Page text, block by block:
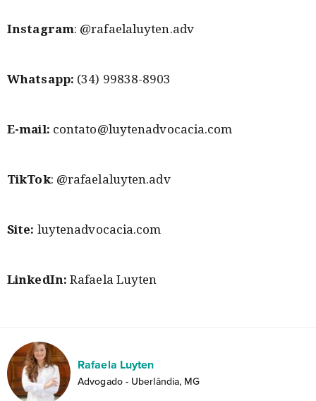
Instagram: @rafaelaluyten.adv
Whatsapp: (34) 99838-8903
E-mail: contato@luytenadvocacia.com
TikTok: @rafaelaluyten.adv
Site: luytenadvocacia.com
LinkedIn: Rafaela Luyten
Rafaela Luyten
Advogado - Uberlândia, MG